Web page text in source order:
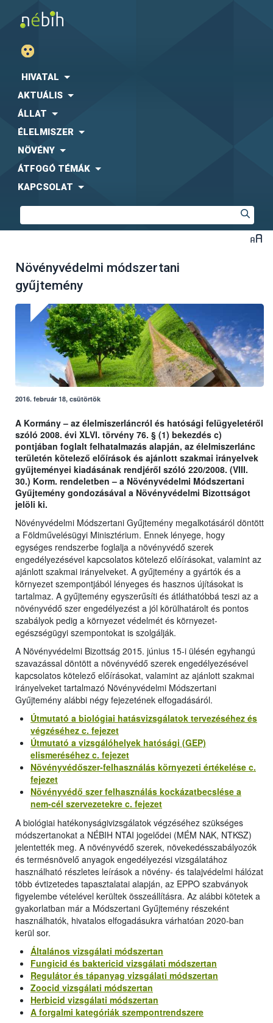
HIVATAL
AKTUÁLIS
ÁLLAT
ÉLELMISZER
NÖVÉNY
ÁTFOGÓ TÉMÁK
KAPCSOLAT
Növényvédelmi módszertani
gyűjtemény
2016. február 18, csütörtök
A Kormány – az élelmiszerláncról és hatósági felügyeletéről
szóló 2008. évi XLVI. törvény 76. § (1) bekezdés c)
pontjában foglalt felhatalmazás alapján, az élelmiszerlánc
területén kötelező előírások és ajánlott szakmai irányelvek
gyűjteményei kiadásának rendjéről szóló 220/2008. (VIII.
30.) Korm. rendeletben – a Növényvédelmi Módszertani
Gyűjtemény gondozásával a Növényvédelmi Bizottságot
jelöli ki.
Növényvédelmi Módszertani Gyűjtemény megalkotásáról döntött
a Földművelésügyi Minisztérium. Ennek lényege, hogy
egységes rendszerbe foglalja a növényvédő szerek
engedélyezésével kapcsolatos kötelező előírásokat, valamint az
ajánlott szakmai irányelveket. A gyűjtemény a gyártók és a
környezet szempontjából lényeges és hasznos újításokat is
tartalmaz. A gyűjtemény egyszerűsíti és átláthatóbbá teszi az a
növényvédő szer engedélyezést a jól körülhatárolt és pontos
szabályok pedig a környezet védelmét és környezet-
egészségügyi szempontokat is szolgálják.
A Növényvédelmi Bizottság 2015. június 15-i ülésén egyhangú
szavazással döntött a növényvédő szerek engedélyezésével
kapcsolatos kötelező előírásokat, valamint az ajánlott szakmai
irányelveket tartalmazó Növényvédelmi Módszertani
Gyűjtemény alábbi négy fejezetének elfogadásáról.
Útmutató a biológiai hatásvizsgálatok tervezéséhez és
végzéséhez c. fejezet
Útmutató a vizsgálóhelyek hatósági (GEP)
elismeréséhez c. fejezet
Növényvédőszer-felhasználás környezeti értékelése c.
fejezet
Növényvédő szer felhasználás kockázatbecslése a
nem-cél szervezetekre c. fejezet
A biológiai hatékonyságivizsgálatok végzéséhez szükséges
módszertanokat a NÉBIH NTAI jogelődei (MÉM NAK, NTKSZ)
jelentették meg. A növényvédő szerek, növekedésszabályozók
és termésnövelő anyagok engedélyezési vizsgálatához
használható részletes leírások a növény- és talajvédelmi hálózat
több évtizetedes tapasztalatai alapján, az EPPO szabványok
figyelembe vételével kerültek összeállításra. Az alábbi kötetek a
gyakorlatban már a Módszertani Gyűjtemény részeként
használhatók, hivatalos elfogadásukra várhatóan 2020-ban
kerül sor.
Általános vizsgálati módszertan
Fungicid és baktericid vizsgálati módszertan
Regulátor és tápanyag vizsgálati módszertan
Zoocid vizsgálati módszertan
Herbicid vizsgálati módszertan
A forgalmi kategóriák szempontrendszere